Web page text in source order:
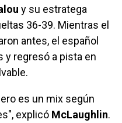
y su estratega
36-39. Mientras el
antes, el español
y regresó a pista en
es un mix según
explicó McLaughlin.